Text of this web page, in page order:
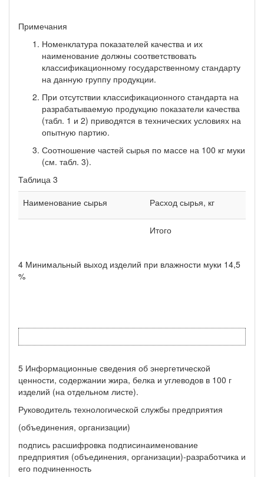
Примечания
Номенклатура показателей качества и их
наименование должны соответствовать
классификационно­му государственному стандарту
на данную группу продукции.
При отсутствии классификационного стандарта на
разрабатываемую продукцию показатели качества
(табл. 1 и 2) приводятся в технических условиях на
опытную партию.
Соотношение частей сырья по массе на 100 кг муки
(см. табл. 3).
Таблица 3
Наименование сырья
Расход сырья, кг
Итого
4 Минимальный выход изделий при влажности муки 14,5
%
5 Информационные сведения об энергетической
ценности, содержании жира, белка и углеводов в 100 г
изделий (на отдельном листе).
Руководитель технологической службы предприятия
(объединения, организации)
подпись расшифровка подписинаименование
предприятия (объединения, организации)-разработчика и
его подчиненность